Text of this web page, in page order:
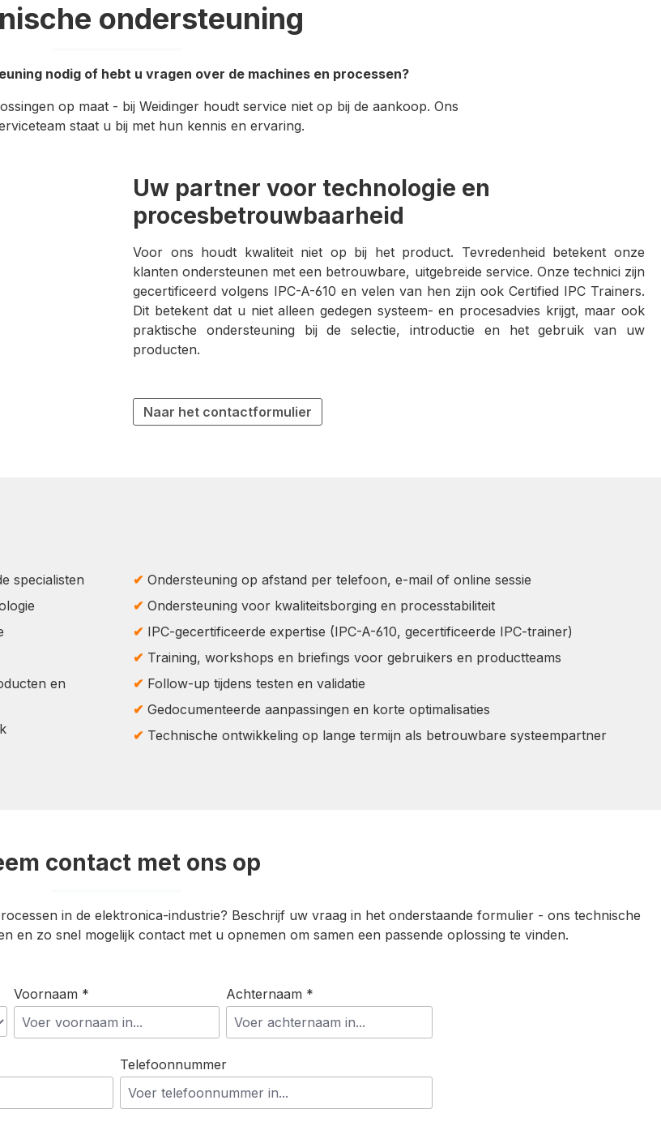
ondersteuning
nodig of hebt u vragen over de machines en processen?
op maat - bij Weidinger houdt service niet op bij de aankoop. Ons
staat u bij met hun kennis en ervaring.
Uw partner voor technologie en
procesbetrouwbaarheid
Voor ons houdt kwaliteit niet op bij het product. Tevredenheid betekent onze
klanten ondersteunen met een betrouwbare, uitgebreide service. Onze technici zijn
gecertificeerd volgens IPC-A-610 en velen van hen zijn ook Certified IPC Trainers.
Dit betekent dat u niet alleen gedegen systeem- en procesadvies krijgt, maar ook
praktische ondersteuning bij de selectie, introductie en het gebruik van uw
producten.
Naar het contactformulier
specialisten
en
✔ Ondersteuning op afstand per telefoon, e-mail of online sessie
✔ Ondersteuning voor kwaliteitsborging en processtabiliteit
✔ IPC-gecertificeerde expertise (IPC-A-610, gecertificeerde IPC-trainer)
✔ Training, workshops en briefings voor gebruikers en productteams
✔ Follow-up tijdens testen en validatie
✔ Gedocumenteerde aanpassingen en korte optimalisaties
✔ Technische ontwikkeling op lange termijn als betrouwbare systeempartner
contact met ons op
in de elektronica-industrie? Beschrijf uw vraag in het onderstaande formulier - ons technische
en zo snel mogelijk contact met u opnemen om samen een passende oplossing te vinden.
Voornaam * Achternaam *
Telefoonnummer